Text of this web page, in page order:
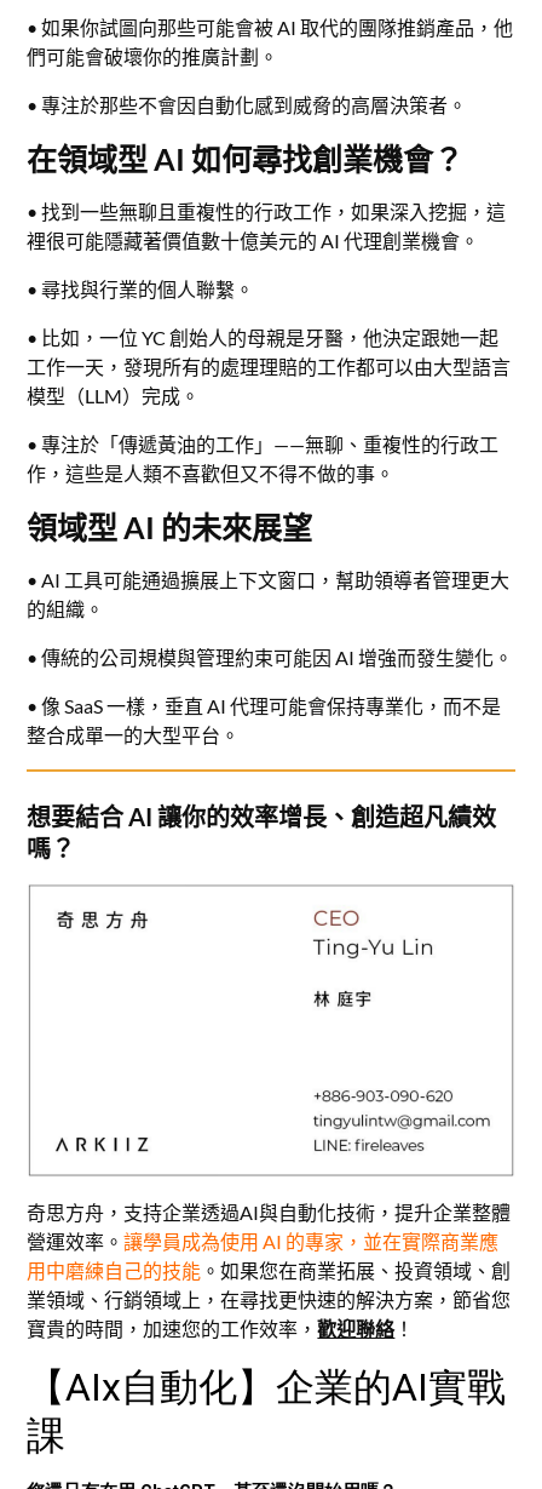
• 如果你試圖向那些可能會被 AI 取代的團隊推銷產品，他
們可能會破壞你的推廣計劃。
• 專注於那些不會因自動化感到威脅的高層決策者。
在領域型 AI 如何尋找創業機會？
• 找到一些無聊且重複性的行政工作，如果深入挖掘，這
裡很可能隱藏著價值數十億美元的 AI 代理創業機會。
• 尋找與行業的個人聯繫。
• 比如，一位 YC 創始人的母親是牙醫，他決定跟她一起
工作一天，發現所有的處理理賠的工作都可以由大型語言
模型（LLM）完成。
• 專注於「傳遞黃油的工作」——無聊、重複性的行政工
作，這些是人類不喜歡但又不得不做的事。
領域型 AI 的未來展望
• AI 工具可能通過擴展上下文窗口，幫助領導者管理更大
的組織。
• 傳統的公司規模與管理約束可能因 AI 增強而發生變化。
• 像 SaaS 一樣，垂直 AI 代理可能會保持專業化，而不是
整合成單一的大型平台。
想要結合 AI 讓你的效率增長、創造超凡績效
嗎？
奇思方舟，支持企業透過AI與自動化技術，提升企業整體
營運效率。讓學員成為使用 AI 的專家，並在實際商業應
用中磨練自己的技能 。如果您在商業拓展、投資領域、創
業領域、行銷領域上，在尋找更快速的解決方案，節省您
寶貴的時間，加速您的工作效率，歡迎聯絡！